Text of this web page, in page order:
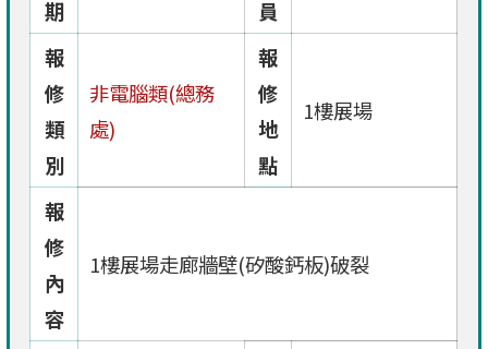
期
員
報
修
類
別
非電腦類(總務
處)
報
修
地
點
1樓展場
報
修
內
容
1樓展場走廊牆壁(矽酸鈣板)破裂